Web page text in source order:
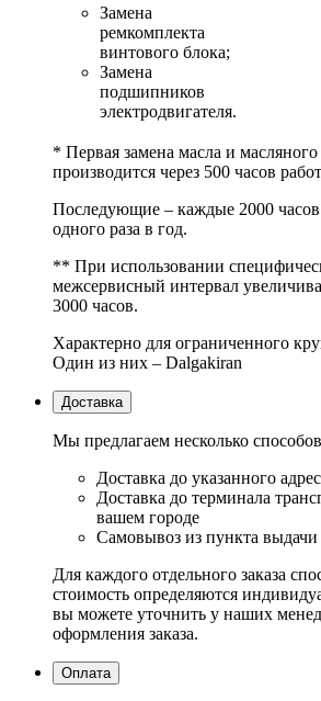
Замена
ремкомплекта
винтового блока;
Замена
подшипников
электродвигателя.
* Первая замена масла и масляного
производится через 500 часов
Последующие – каждые 2000
одного раза в год.
** При использовании
межсервисный интервал
3000 часов.
Характерно для ограниченного
Один из них – Dalgakiran
Доставка
Мы предлагаем несколько
Доставка до указанного
Доставка до терминала
вашем городе
Самовывоз из пункта выдачи
Для каждого отдельного заказа
стоимость определяются
вы можете уточнить у наших
оформления заказа.
Оплата